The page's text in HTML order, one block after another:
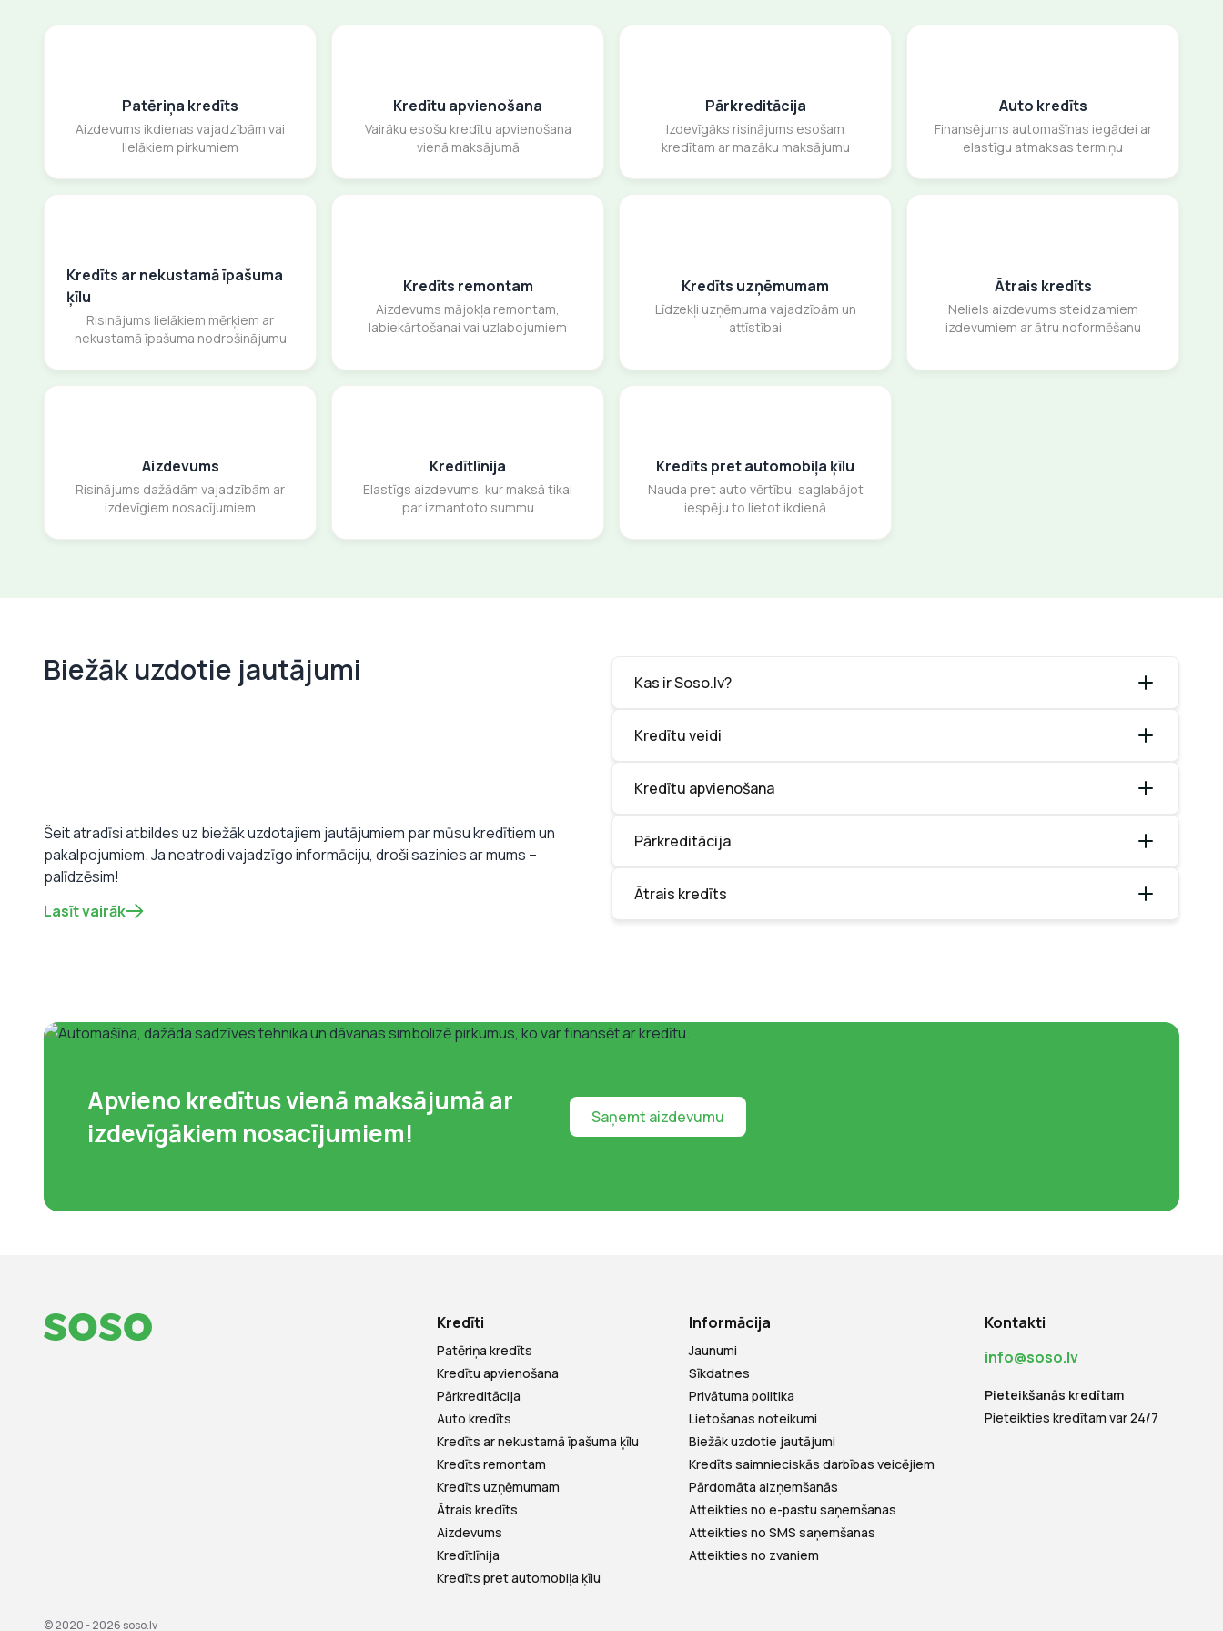
Patēriņa kredīts
Aizdevums ikdienas vajadzībām vai
lielākiem pirkumiem
Kredītu apvienošana
Vairāku esošu kredītu apvienošana
vienā maksājumā
Pārkreditācija
Izdevīgāks risinājums esošam
kredītam ar mazāku maksājumu
Auto kredīts
Finansējums automašīnas iegādei ar
elastīgu atmaksas termiņu
Kredīts ar nekustamā īpašuma
ķīlu
Risinājums lielākiem mērķiem ar
nekustamā īpašuma nodrošinājumu
Kredīts remontam
Aizdevums mājokļa remontam,
labiekārtošanai vai uzlabojumiem
Kredīts uzņēmumam
Līdzekļi uzņēmuma vajadzībām un
attīstībai
Ātrais kredīts
Neliels aizdevums steidzamiem
izdevumiem ar ātru noformēšanu
Aizdevums
Risinājums dažādām vajadzībām ar
izdevīgiem nosacījumiem
Kredītlīnija
Elastīgs aizdevums, kur maksā tikai
par izmantoto summu
Kredīts pret automobiļa ķīlu
Nauda pret auto vērtību, saglabājot
iespēju to lietot ikdienā
Biežāk uzdotie jautājumi
Šeit atradīsi atbildes uz biežāk uzdotajiem jautājumiem par mūsu kredītiem un
pakalpojumiem. Ja neatrodi vajadzīgo informāciju, droši sazinies ar mums –
palīdzēsim!
Lasīt vairāk
Kas ir Soso.lv?
Kredītu veidi
Kredītu apvienošana
Pārkreditācija
Ātrais kredīts
Apvieno kredītus vienā maksājumā ar
izdevīgākiem nosacījumiem!
Saņemt aizdevumu
© 2020 - 2026 soso.lv
Kredīti
Patēriņa kredīts
Kredītu apvienošana
Pārkreditācija
Auto kredīts
Kredīts ar nekustamā īpašuma ķīlu
Kredīts remontam
Kredīts uzņēmumam
Ātrais kredīts
Aizdevums
Kredītlīnija
Kredīts pret automobiļa ķīlu
Informācija
Jaunumi
Sīkdatnes
Privātuma politika
Lietošanas noteikumi
Biežāk uzdotie jautājumi
Kredīts saimnieciskās darbības veicējiem
Pārdomāta aizņemšanās
Atteikties no e-pastu saņemšanas
Atteikties no SMS saņemšanas
Atteikties no zvaniem
Kontakti
info@soso.lv
Pieteikšanās kredītam
Pieteikties kredītam var 24/7